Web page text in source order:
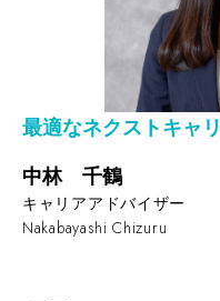
最適なネクストキャ
中林 千鶴
キャリアアドバイザー
Nakabayashi Chizuru